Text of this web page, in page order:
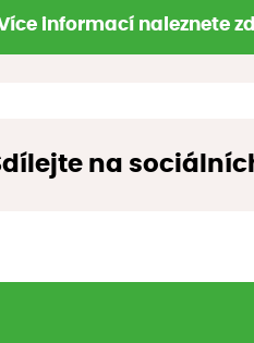
informací naleznete
na